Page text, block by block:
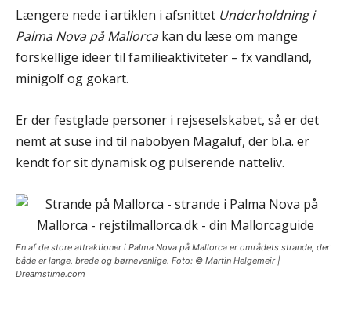
Længere nede i artiklen i afsnittet Underholdning i
Palma Nova på Mallorcakan du læse om mange
forskellige ideer til familieaktiviteter – fx vandland,
minigolf og gokart.
Er der festglade personer i rejseselskabet, så er det
nemt at suse ind til nabobyen Magaluf, der bl.a. er
kendt for sit dynamisk og pulserende natteliv.
En af de store attraktioner i Palma Nova på Mallorca er områdets strande, der
både er lange, brede og børnevenlige. Foto: © Martin Helgemeir |
Dreamstime.com